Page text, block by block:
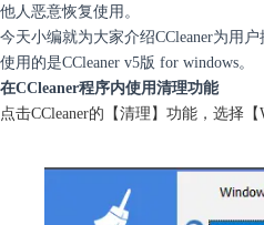
他人恶意恢复使用。
今天小编就为大家介绍CCleaner为用
使用的是CCleaner v5版 for windows。
在CCleaner程序内使用清理功能
点击CCleaner的【清理】功能，选择【